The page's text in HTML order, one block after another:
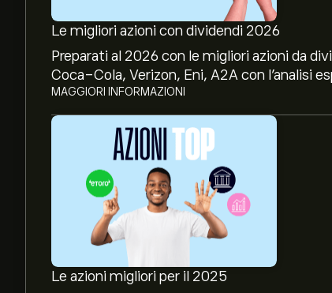
Le migliori azioni con dividendi 2026
Preparati al 2026 con le migliori azioni da
Coca-Cola, Verizon, Eni, A2A con l’analisi
MAGGIORI INFORMAZIONI
Le azioni migliori per il 2025